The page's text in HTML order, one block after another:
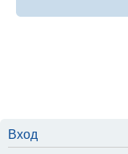
Вход